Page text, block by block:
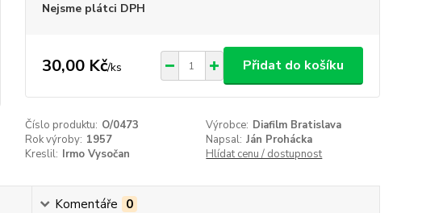
Nejsme plátci DPH
30,00 Kč/ks Přidat do košíku
Číslo produktu: O/0473 Výrobce: Diafilm Bratislava
Rok výroby: 1957 Napsal: Ján Prohácka
Kreslil: Irmo Vysočan Hlídat cenu / dostupnost
Komentáře 0